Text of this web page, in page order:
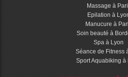
Massage à
Epilation à
Manucure à
Soin beauté à
Spa à Lyon
Séance de Fitness
Sport Aquabiking à